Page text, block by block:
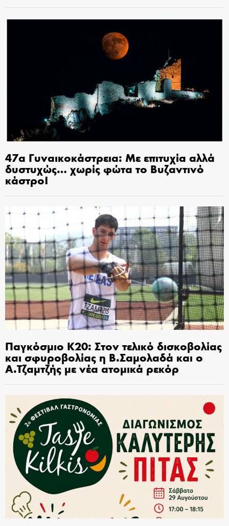
47α Γυναικοκάστρεια: Με επιτυχία αλλά
δυστυχώς… χωρίς φώτα το Βυζαντινό
κάστρο!
Παγκόσμιο Κ20: Στον τελικό δισκοβολίας
και σφυροβολίας η Β.Σαμολαδά και ο
Α.Τζαμτζής με νέα ατομικά ρεκόρ